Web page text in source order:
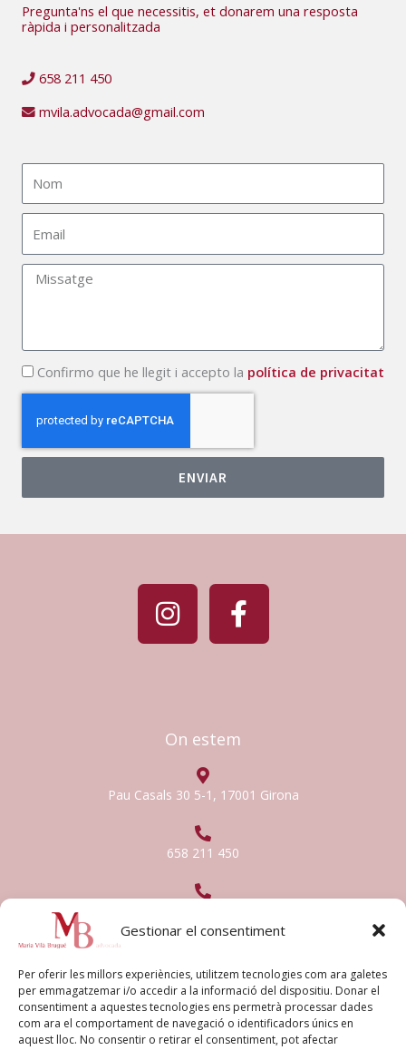
Gestionar el consentiment
Per oferir les millors experiències, utilitzem tecnologies com ara galetes
per emmagatzemar i/o accedir a la informació del dispositiu. Donar el
consentiment a aquestes tecnologies ens permetrà processar dades
com ara el comportament de navegació o identificadors únics en
aquest lloc. No consentir o retirar el consentiment, pot afectar
Pregunta'ns el que necessitis, et donarem una resposta
ràpida i personalitzada
658 211 450​
mvila.advocada@gmail.com​
Missatge
Politica
de
privacitat
Confirmo que he llegit i accepto la política de privacitat
ENVIAR
I
n
s
r
m
F
a
c
o
-
On estem
Pau Casals 30 5-1, 17001 Girona
658 211 450
Textos legals
Avís legal